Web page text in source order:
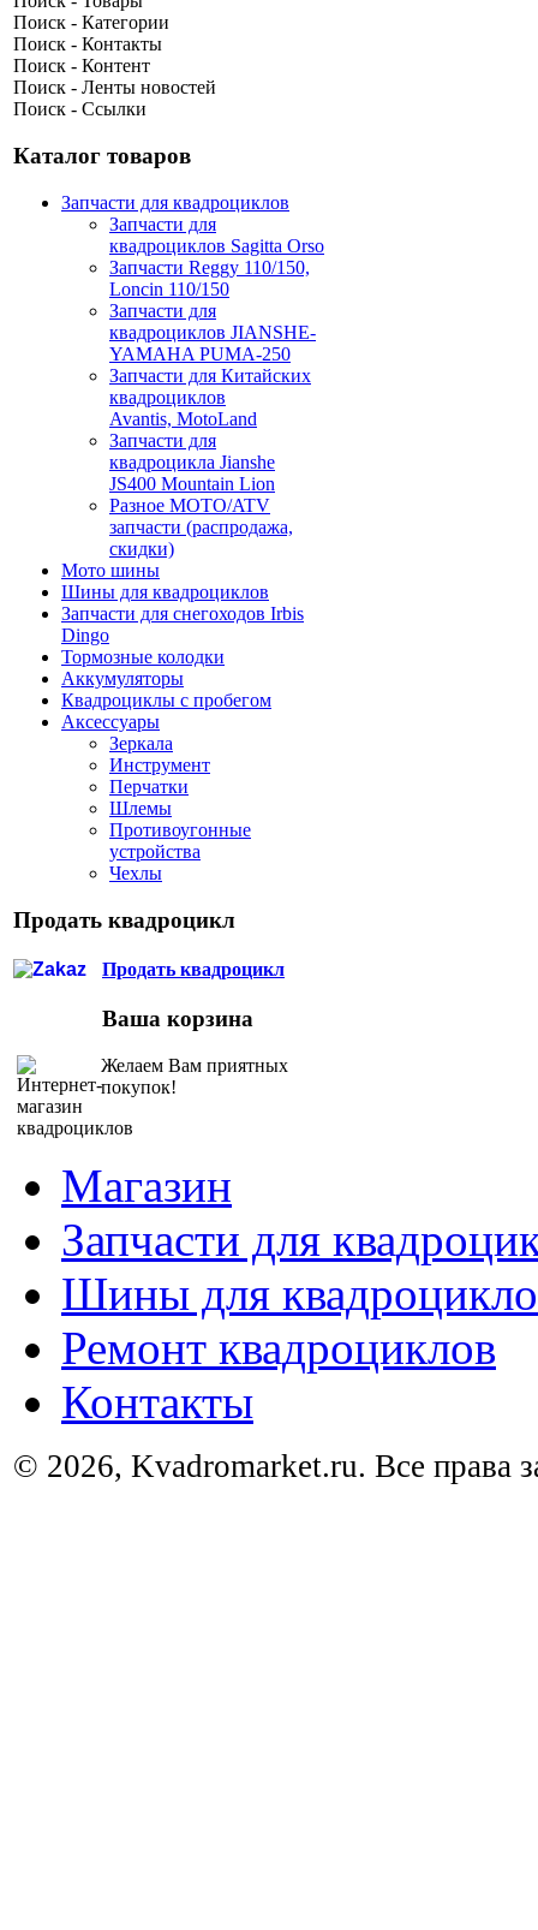
Поиск - Категории
Поиск - Контакты
Поиск - Контент
Поиск - Ленты новостей
Поиск - Ссылки
Каталог товаров
Запчасти для квадроциклов
Запчасти для
квадроциклов Sagitta Orso
Запчасти Reggy 110/150,
Loncin 110/150
Запчасти для
квадроциклов JIANSHE-
YAMAHA PUMA-250
Запчасти для Китайских
квадроциклов
Avantis, MotoLand
Запчасти для
квадроцикла Jianshe
JS400 Mountain Lion
Разное МОТО/ATV
запчасти (распродажа,
скидки)
Мото шины
Шины для квадроциклов
Запчасти для снегоходов Irbis
Dingo
Тормозные колодки
Аккумуляторы
Квадроциклы с пробегом
Аксессуары
Зеркала
Инструмент
Перчатки
Шлемы
Противоугонные
устройства
Чехлы
Продать квадроцикл
Продать квадроцикл
Ваша корзина
Желаем Вам приятных
покупок!
Магазин
Запчасти для
Шины для
Ремонт квадроциклов
Контакты
© 2026, Kvadromarket.ru. Все права